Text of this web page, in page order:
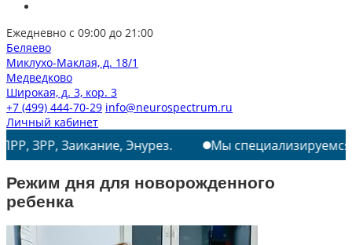
Ежедневно с 09:00 до 21:00
Беляево
Миклухо-Маклая, д. 18/1
Медведково
Широкая, д. 3, кор. 3
+7 (499) 444-70-29 info@neurospectrum.ru
Личный кабинет
Энурез. Мы специализируемся на
Режим дня для новорожденного
ребенка